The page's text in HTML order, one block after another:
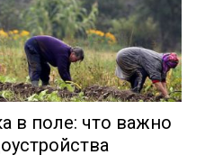
в поле: что важно